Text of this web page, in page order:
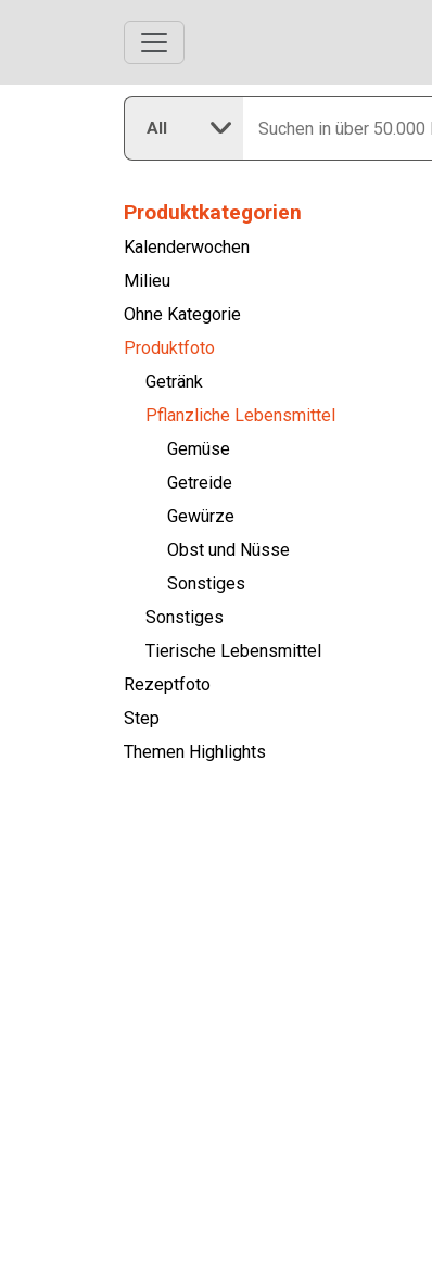
All
Produktkategorien
Kalenderwochen
Milieu
Ohne Kategorie
Produktfoto
Getränk
Pflanzliche Lebensmittel
Gemüse
Getreide
Gewürze
Obst und Nüsse
Sonstiges
Sonstiges
Tierische Lebensmittel
Rezeptfoto
Step
Themen Highlights